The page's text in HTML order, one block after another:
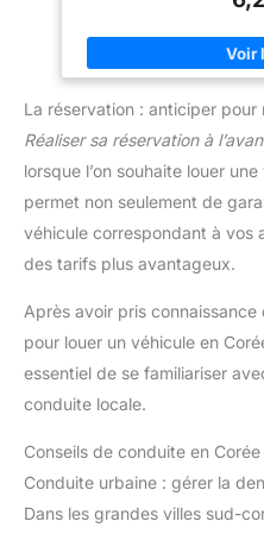
avec protection contre les
DIN A6 105 x 148 mm (l x
Contenu de la livraison :
La réservation : anticiper pour
Réaliser sa réservation à
lorsque l’on souhaite louer
permet non seulement de
véhicule correspondant à vos
des tarifs plus avantageux.
Après avoir pris
pour louer un véhicule en
essentiel de se familiariser
conduite locale.
Conseils de conduite en
Conduite urbaine : gérer la
Dans les grandes villes sud-